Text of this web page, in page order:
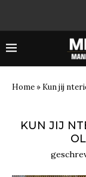
Home» Kun jij
KUN JIJ